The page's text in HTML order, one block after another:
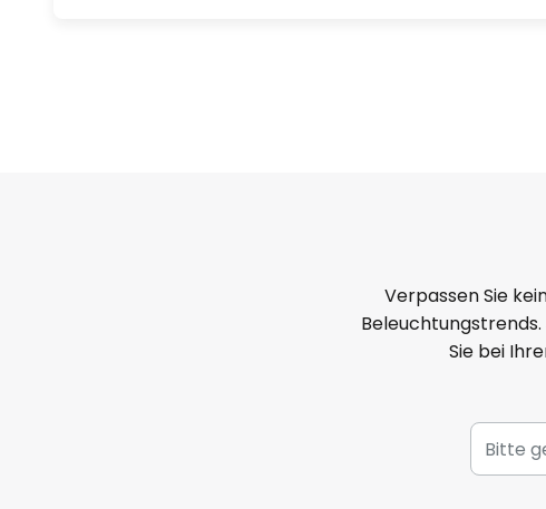
Verpassen Sie
Sie bei